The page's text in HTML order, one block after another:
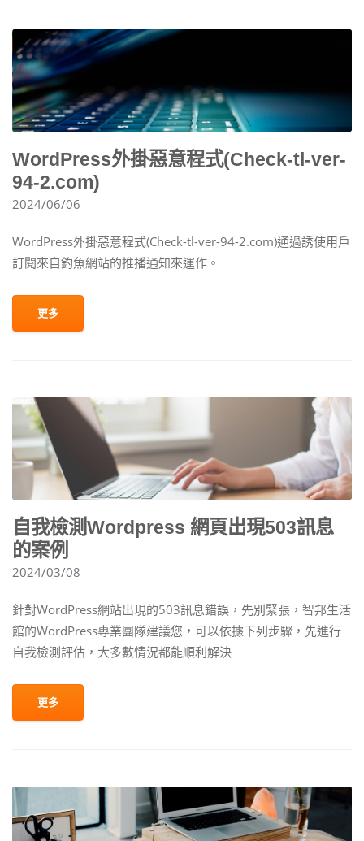
WordPress外掛惡意程式(Check-tl-ver-
94-2.com)
2024/06/06
WordPress外掛惡意程式(Check-tl-ver-94-2.com)通過誘使用戶
訂閱來自釣魚網站的推播通知來運作。
更多
自我檢測Wordpress 網頁出現503訊息
的案例
2024/03/08
針對WordPress網站出現的503訊息錯誤，先別緊張，智邦生活
館的WordPress專業團隊建議您，可以依據下列步驟，先進行
自我檢測評估，大多數情況都能順利解決
更多